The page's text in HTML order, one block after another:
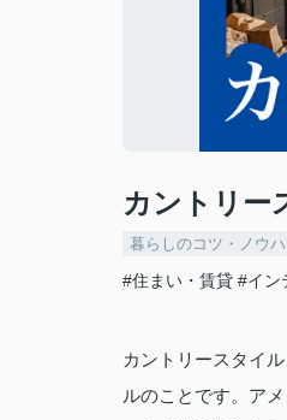
カントリー
暮らしのコツ・ノウハ
#住まい・賃貸 #イン
カントリースタイ
ルのことです。ア